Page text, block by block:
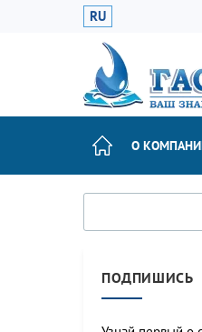
RU
О
ПОДПИШИСЬ